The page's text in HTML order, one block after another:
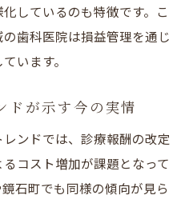
しているのも特徴です。こ
歯科医院は損益管理を通じ
います。
ドが示す今の実情
ンドでは、診療報酬の改定
コスト増加が課題となって
石町でも同様の傾向が見ら